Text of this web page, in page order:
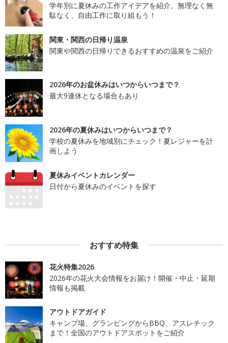
学年別に夏休みの工作アイデアを紹介。無理なく無
駄なく、自由工作に取り組もう！
関東・関西の日帰り温泉
関東や関西の日帰りできるおすすめの温泉をご紹介
2026年のお盆休みはいつからいつまで？
最大9連休となる場合もあり
2026年の夏休みはいつからいつまで？
学校の夏休みを地域別にチェック！夏レジャーを計
画しよう
夏休みイベントカレンダー
日付から夏休みのイベントを探す
おすすめ特集
花火特集2026
2026年の花火大会情報をお届け！開催・中止・延期
情報も掲載
アウトドアガイド
キャンプ場、グランピングからBBQ、アスレチック
まで！全国のアウトドアスポットをご紹介